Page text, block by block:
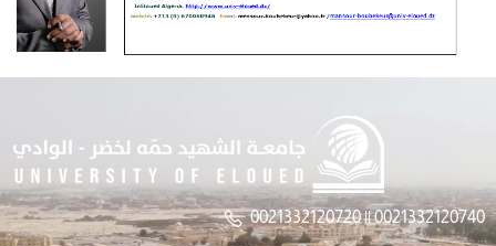
0021332120720 || 0021332120740